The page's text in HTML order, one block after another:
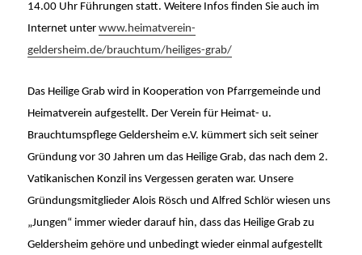
14.00 Uhr Führungen statt.Weitere Infos finden Sie auch im
Internet unterwww.heimatverein-
geldersheim.de/brauchtum/heiliges-grab/
Das Heilige Grab wird in Kooperation von Pfarrgemeinde und
Heimatverein aufgestellt. Der Verein für Heimat- u.
Brauchtumspflege Geldersheim e.V. kümmert sich seit seiner
Gründung vor 30 Jahren um das Heilige Grab, das nach dem 2.
Vatikanischen Konzil ins Vergessen geraten war. Unsere
Gründungsmitglieder Alois Rösch und Alfred Schlör wiesen uns
„Jungen“ immer wieder darauf hin, dass das Heilige Grab zu
Geldersheim gehöre und unbedingt wieder einmal aufgestellt